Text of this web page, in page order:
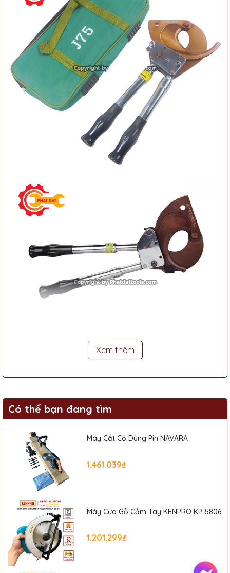
Xuất xứ và Thương Hiệu
- Xuất xứ: Trung Quốc
- Thương Hiệu: PADA
Liên Hệ Mua Hàng
sản phẩm, màu sắc có thể thay đổi tùy theo sản phẩm thực
- Được nhập hàng và cung cấp bởi Phát Đạt Tools
Tên: Công Ty TNHH Thương Mại Xuất Nhập Khẩu Thiết Bị Công
Nghiệp Phát Đạt
Xem thêm
Có thể bạn đang tìm
Máy Cắt Cỏ Dùng Pin NAVARA
1.461.039₫
Máy Cưa Gỗ Cầm Tay KENPRO KP-5806
1.201.299₫